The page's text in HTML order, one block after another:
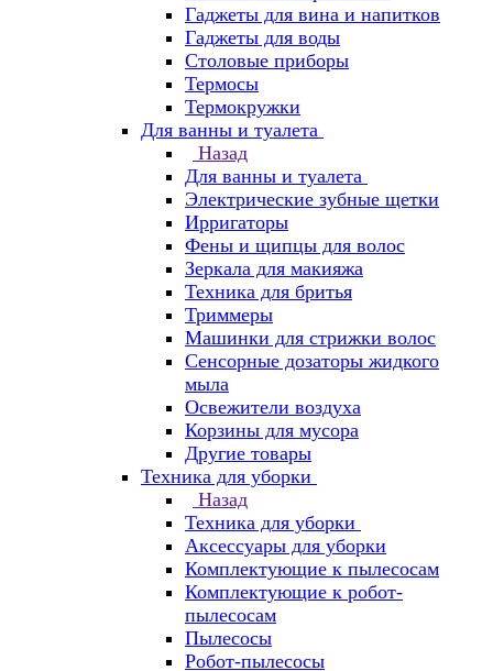
Гаджеты для вина и напитков
Гаджеты для воды
Столовые приборы
Термосы
Термокружки
Для ванны и туалета
Назад
Для ванны и туалета
Электрические зубные щетки
Ирригаторы
Фены и щипцы для волос
Зеркала для макияжа
Техника для бритья
Триммеры
Машинки для стрижки волос
Сенсорные дозаторы жидкого
мыла
Освежители воздуха
Корзины для мусора
Другие товары
Техника для уборки
Назад
Техника для уборки
Аксессуары для уборки
Комплектующие к пылесосам
Комплектующие к робот-
пылесосам
Пылесосы
Робот-пылесосы